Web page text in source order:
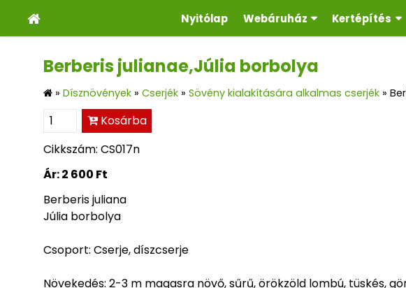
Nyitólap Webáruház Kertépítés
Berberis julianae,Júlia borbolya
» Dísznövények » Cserjék » Sövény kialakítására alkalmas cserjék »
Kosárba
Cikkszám: CS017n
Ár:2 600 Ft
Berberis juliana
Júlia borbolya
Csoport: Cserje, díszcserje
Növekedés: 2-3 m magasra növő, sűrű, örökzöld lombú, tüskés,